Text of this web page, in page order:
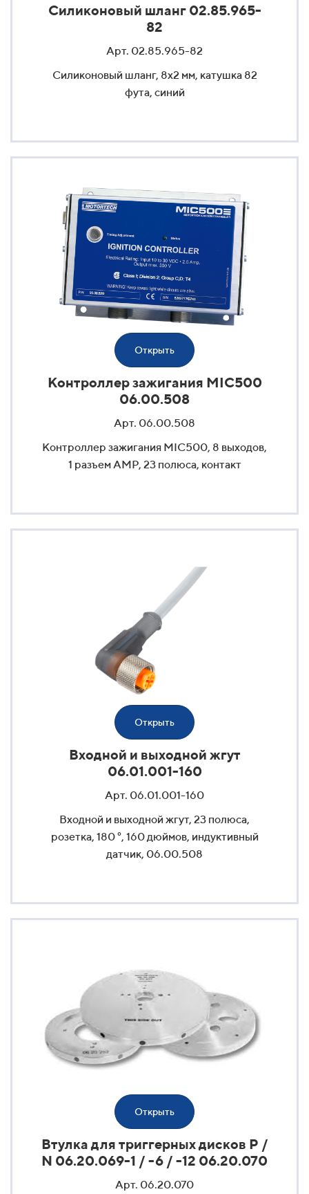
Силиконовый шланг 02.85.965-
82
Арт. 02.85.965-82
Силиконовый шланг, 8x2 мм, катушка 82
фута, синий
Открыть
Контроллер зажигания MIC500
06.00.508
Арт. 06.00.508
Контроллер зажигания MIC500, 8 выходов,
1 разъем AMP, 23 полюса, контакт
Открыть
Входной и выходной жгут
06.01.001-160
Арт. 06.01.001-160
Входной и выходной жгут, 23 полюса,
розетка, 180 °, 160 дюймов, индуктивный
датчик, 06.00.508
Открыть
Втулка для триггерных дисков P /
N 06.20.069-1 / -6 / -12 06.20.070
Арт. 06.20.070